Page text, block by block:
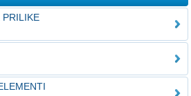
PRILIKE